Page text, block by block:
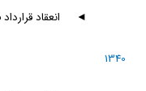
◄ انعقاد
1340